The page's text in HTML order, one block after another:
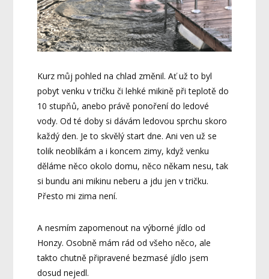
Kurz můj pohled na chlad změnil. Ať už to byl
pobyt venku v tričku či lehké mikině při teplotě do
10 stupňů, anebo právě ponoření do ledové
vody. Od té doby si dávám ledovou sprchu skoro
každý den. Je to skvělý start dne. Ani ven už se
tolik neoblíkám a i koncem zimy, když venku
děláme něco okolo domu, něco někam nesu, tak
si bundu ani mikinu neberu a jdu jen v tričku.
Přesto mi zima není.
A nesmím zapomenout na výborné jídlo od
Honzy. Osobně mám rád od všeho něco, ale
takto chutně připravené bezmasé jídlo jsem
dosud nejedl.